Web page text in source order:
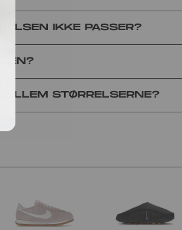
IKKE PASSER?
STØRRELSERNE?